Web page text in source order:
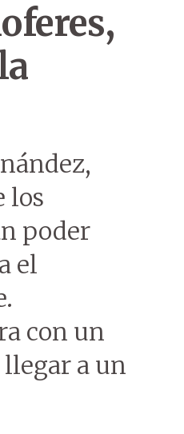
los
poder
el
con un
llegar a un